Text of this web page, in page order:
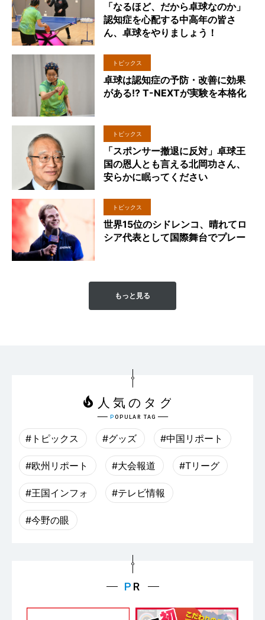
「なるほど、だから卓球なのか」
認知症を心配する中高年の皆さ
ん、卓球をやりましょう！
トピックス
卓球は認知症の予防・改善に効果
がある!? T-NEXTが実験を本格化
トピックス
「スポンサー撤退に反対」卓球王
国の恩人とも言える北岡功さん、
安らかに眠ってください
トピックス
世界15位のシドレンコ、晴れてロ
シア代表として国際舞台でプレー
もっと見る
#トピックス #グッズ #中国リポート
#欧州リポート #大会報道 #Tリーグ
#王国インフォ #テレビ情報
#今野の眼